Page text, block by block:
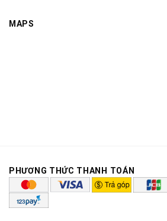
MAPS
PHƯƠNG THỨC THANH TOÁN